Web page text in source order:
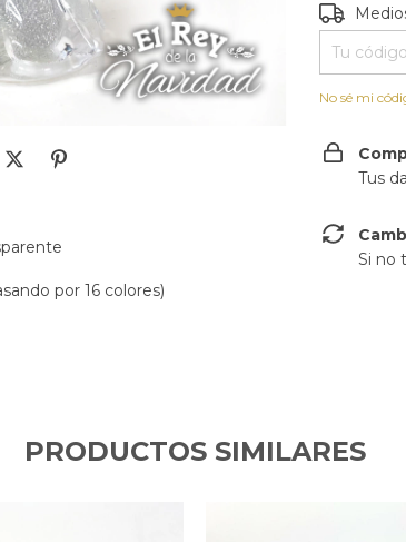
por 16 colores)
Entregas
No sé mi
Tus
Si no
PRODUCTOS SIMILARES